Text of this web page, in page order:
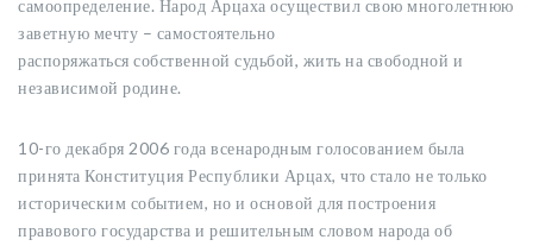
самоопределение. Народ Арцаха осуществил свою многолетнюю
заветную мечту – самостоятельно
распоряжаться собственной судьбой, жить на свободной и
независимой родине.
10-го декабря 2006 года всенародным голосованием была
принята Конституция Республики Арцах, что стало не только
историческим событием, но и основой для построения
правового государства и решительным словом народа об